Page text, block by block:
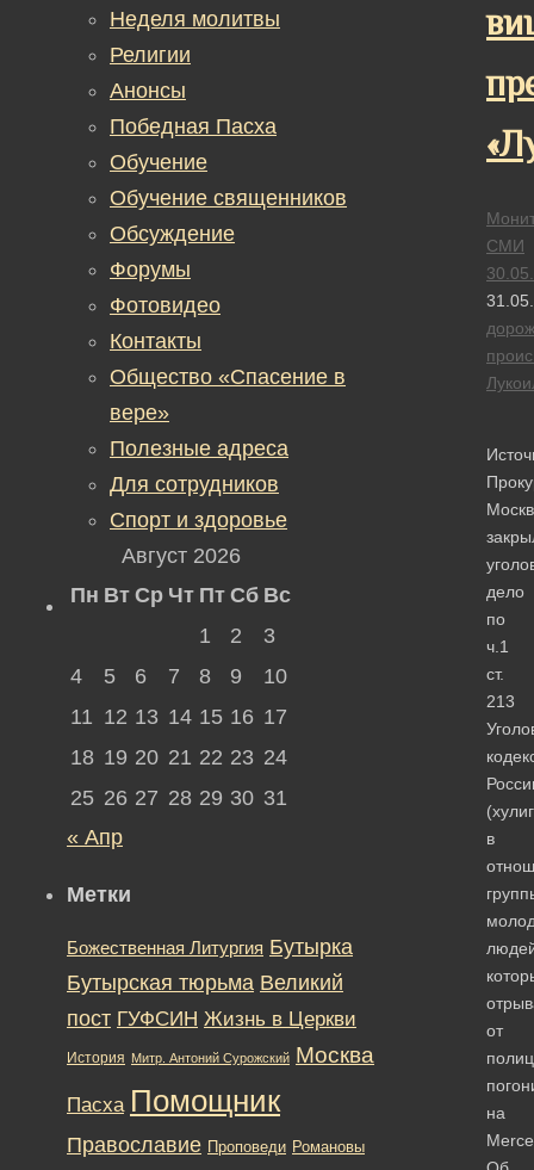
СМИ
дело
по
ч.1
ст.
213
в
от
на
Неделя молитвы
Религии
Анонсы
Победная Пасха
Обучение
Обучение священников
Обсуждение
Форумы
Фотовидео
Контакты
Общество «Спасение в
вере»
Полезные адреса
Для сотрудников
Спорт и здоровье
Август 2026
Пн Вт Ср Чт Пт Сб Вс
1
2
3
4
5 6 7 8 9
10
11 12 13 14 15 16 17
18 19 20 21 22 23 24
25 26 27 28 29 30 31
« Апр
Метки
Божественная Литургия Бутырка
Бутырская тюрьма Великий
пост ГУФСИН Жизнь в Церкви
История Митр. Антоний Сурожский Москва
Пасха Помощник
Православие Проповеди Романовы